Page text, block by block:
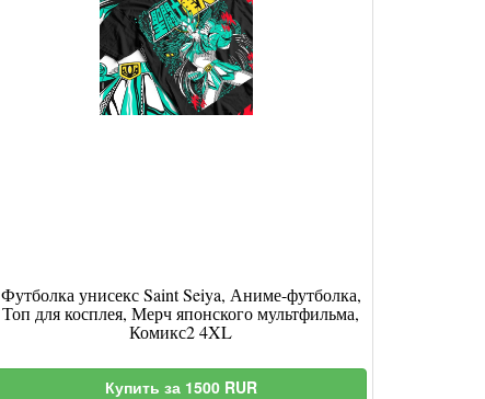
Футболка унисекс Saint Seiya, Аниме-футболка,
Топ для косплея, Мерч японского мультфильма,
Комикс2 4XL
Купить за 1500 RUR